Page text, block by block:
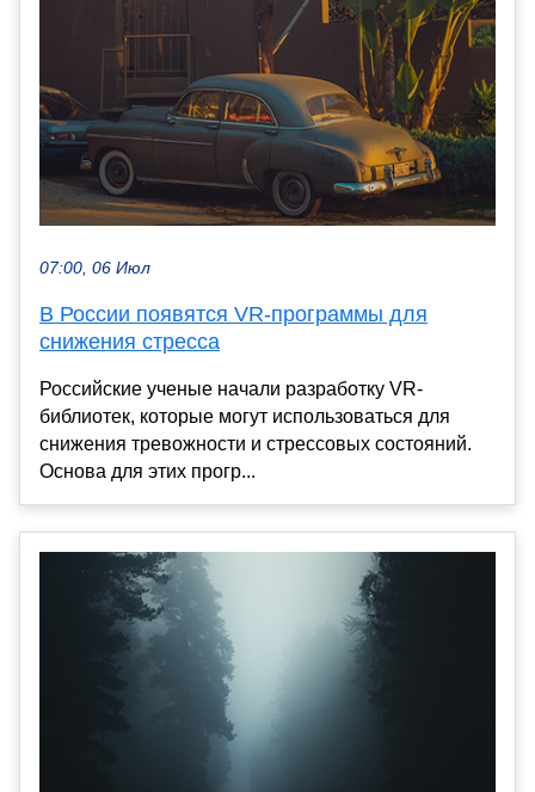
07:00, 06 Июл
В России появятся VR-программы для
снижения стресса
Российские ученые начали разработку VR-
библиотек, которые могут использоваться для
снижения тревожности и стрессовых состояний.
Основа для этих прогр...